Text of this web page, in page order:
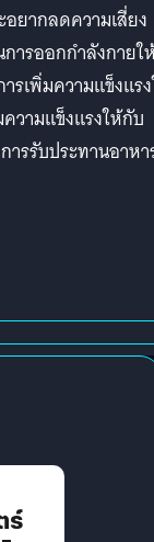
ยากลดความเสี่ยง
ารออกกำลังกายใ
รเพิ่มความแข็งแร
วามแข็งแรงให้กับ
ารรับประทานอาห
ร์